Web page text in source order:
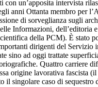
con un’apposita intervista
anni Ottanta membro per
di sorveglianza sugli
Informazioni, dell’editoria
della PCM). È stato
dirigenti del Servizio
sino ad oggi trattate
Quattro carriere
origine lavorativa fascista
il singolare caso di sequestro